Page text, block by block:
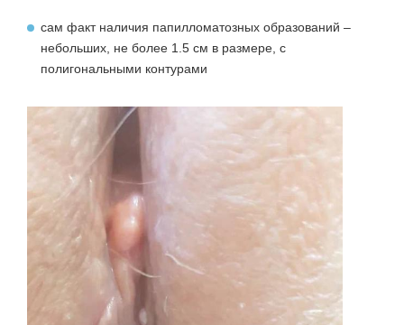
сам факт наличия папилломатозных образований –
небольших, не более 1.5 см в размере, с
полигональными контурами